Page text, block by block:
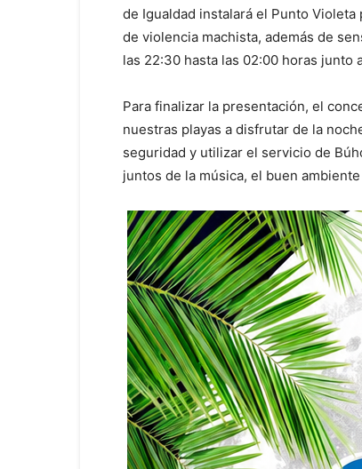
de Igualdad instalará el Punto
de violencia machista, además de
las 22:30 hasta las 02:00 horas junto
Para finalizar la presentación, el
nuestras playas a disfrutar de la
seguridad y utilizar el servicio de
juntos de la música, el buen